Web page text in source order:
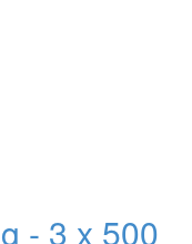
- 3 x 500